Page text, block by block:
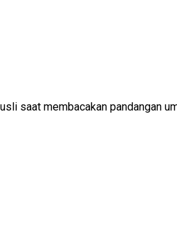
saat membacakan pandangan